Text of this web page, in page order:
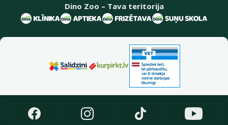
Dino Zoo – Tava teritorija